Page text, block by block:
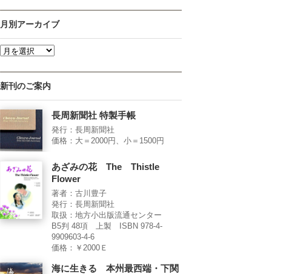
月別アーカイブ
新刊のご案内
長周新聞社 特製手帳
発行：長周新聞社
価格：大＝2000円、小＝1500円
あざみの花 The Thistle
Flower
著者：古川豊子
発行：長周新聞社
取扱：地方小出版流通センター
B5判 48項 上製 ISBN 978-4-
9909603-4-6
価格：￥2000Ｅ
海に生きる 本州最西端・下関